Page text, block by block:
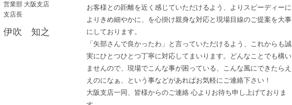
営業部 大阪支店
支店長
伊吹 知之
お客様との距離を近く感じていただけるよう、よりスピーディーに
よりきめ細やかに、を心掛け親身な対応と現場目線のご提案を大事
にしております。
「矢部さんで良かったわ」と言っていただけるよう、これからも誠
実にひとつひとつ丁寧に対応してまいります。どんなことでも構い
ませんので、現場でこんな事が困っている、こんな風にできたらえ
えのになぁ、という事などがあればお気軽にご連絡下さい！
大阪支店一同、皆様からのご連絡 心よりお待ち申し上げておりま